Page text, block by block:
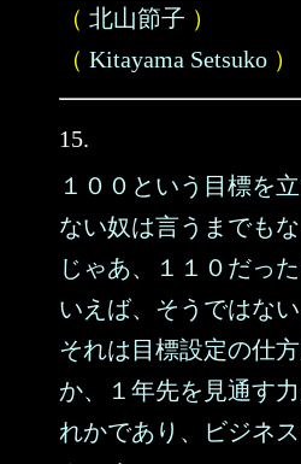
（ 北山節子 ）
（ Kitayama Setsuko ）
15.
１００という目標を
ない奴は言うまでもな
じゃあ、１１０だっ
いえば、そうではない
それは目標設定の仕
か、１年先を見通す
れかであり、ビジネ